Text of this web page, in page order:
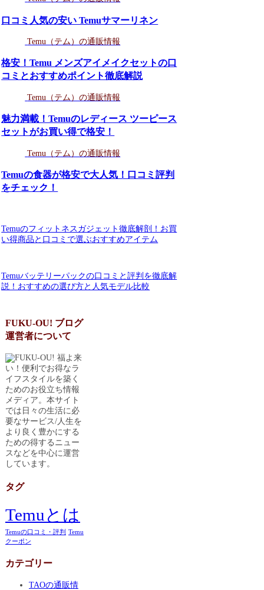
口コミ人気の安い Temuサマーリネン
Temu（テム）の通販情報
格安！Temu メンズアイメイクセットの口
コミとおすすめポイント徹底解説
Temu（テム）の通販情報
魅力満載！Temuのレディース ツーピース
セットがお買い得で格安！
Temu（テム）の通販情報
Temuの食器が格安で大人気！口コミ評判
をチェック！
Temuのフィットネスガジェット徹底解剖！お買
い得商品と口コミで選ぶおすすめアイテム
Temuバッテリーパックの口コミと評判を徹底解
説！おすすめの選び方と人気モデル比較
FUKU-OU! ブログ
運営者について
福よ来
い！便利でお得なラ
イフスタイルを築く
ためのお役立ち情報
メディア。本サイト
では日々の生活に必
要なサービス/人生を
より良く豊かにする
ための得するニュー
スなどを中心に運営
しています。
タグ
Temuとは
Temuの口コミ・評判 Temu
クーポン
カテゴリー
TAOの通販情